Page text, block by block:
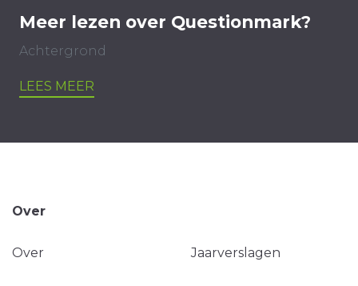
Meer lezen over Questionmark?
Achtergrond
LEES MEER
Over
Over Jaarverslagen